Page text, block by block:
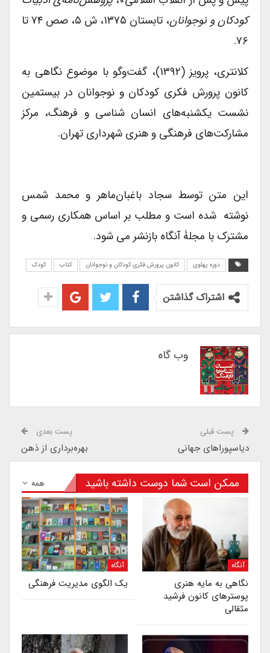
کودکان و نوجوانان
، تابستان ۱۳۷۵، ش ۵، صص ۷۴ تا
۷۶.
کلانتری، پرویز (۱۳۹۲)، گفت‌و‌گو با موضوع نگاهی به
کانون پرورش فکری کودکان و نوجوانان در بیستمین
نشست یکشنبه‌های انسان شناسی و فرهنگ، مرکز
مشارکت‌های فرهنگی و هنری شهرداری تهران.
این متن توسط سجاد باغبان‌ماهر و محمد شمس
نوشته شده است و مطلب بر اساس همکاری رسمی و
مشترک با مجلۀ آنگاه بازنشر می شود.
دوره پهلوی کانون پرورش فکری کودکان و نوجوانان کتاب کودک
اشتراک گذاشتن
وب گاه
پست قبلی
دیاسپوراهای جهانی
پست بعدی
بهره‌برداری از ذهن
همه ممکن است شما دوست داشته باشید
آنگاه
نگاهی به مایه هنری
پوسترهای کانون فرشید
مثقالی
آنگاه
یک الگوی مدیریت فرهنگی